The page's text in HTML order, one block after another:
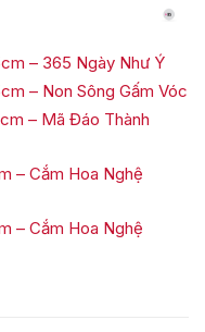
– 365 Ngày Như Ý
– Non Sông Gấm Vóc
– Mã Đáo Thành
– Cắm Hoa Nghệ
– Cắm Hoa Nghệ